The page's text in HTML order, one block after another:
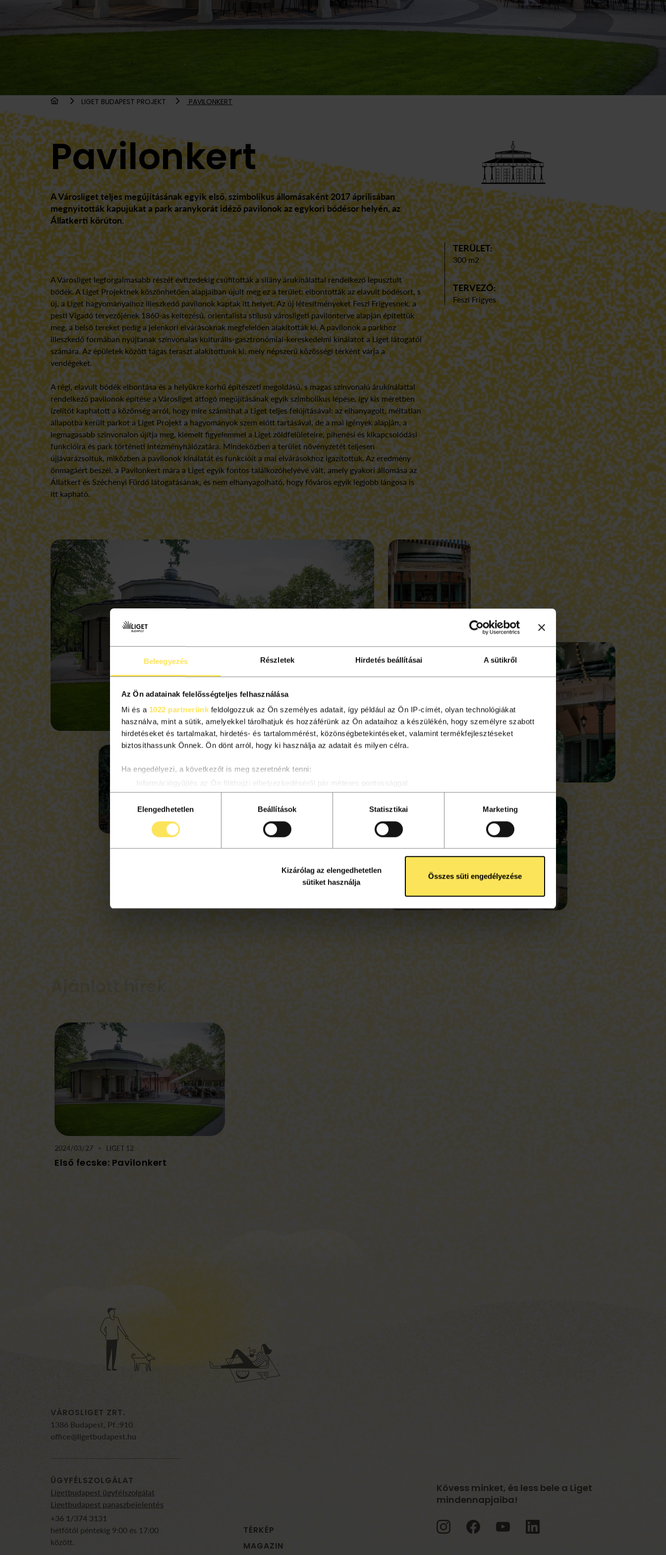
Beleegyezés Részletek Hirdetés beállításai A sütikről
Az Ön adatainak felelősségteljes felhasználása
Mi és a 1022 partnerünk feldolgozzuk az Ön személyes adatait, így például az Ön IP-címét, olyan technológiákat
használva, mint a sütik, amelyekkel tárolhatjuk és hozzáférünk az Ön adataihoz a készülékén, hogy személyre szabott
hirdetéseket és tartalmakat, hirdetés- és tartalommérést, közönségbetekintéseket, valamint termékfejlesztéseket
biztosíthassunk Önnek. Ön dönt arról, hogy ki használja az adatait és milyen célra.
Ha engedélyezi, a következőt is meg szeretnénk tenni:
Információgyűjtés az Ön földrajzi elhelyezkedéséről pár méteres pontossággal
Az Ön készülékén beazonosítása annak konkrét tulajdonságainak (ujjlenyomat) aktív ellenőrzésévelTudjon meg
többet személyes adatainak feldolgozási módjairól és adja meg preferenciáit aRészletek pontban
. Bármikor
módosíthatja vagy visszavonhatja a Sütinyilatkozathoz való hozzájárulását.
biztosításához, valamint weboldalforgalmunk elemzéséhez. A sütikről szóló sütitájékoztatónkat azSüti Tájékoztató
kiválasztásaElengedhetetlen Beállítások Statisztikai Marketing
Kizárólag az elengedhetetlen
sütiket használja
Összes süti engedélyezése
LIGET BUDAPEST PROJEKT PAVILONKERT
Pavilonkert
A Városliget teljes megújításának egyik első, szimbolikus állomásaként 2017 áprilisában
megnyitották kapujukat a park aranykorát idéző pavilonok az egykori bódésor helyén, az
Állatkerti körúton.
A Városliget legforgalmasabb részét évtizedekig csúfították a silány árukínálattal rendelkező lepusztult
bódék. A Liget Projektnek köszönhetően alapjaiban újult meg ez a terület: elbontották az elavult bódésort, s
új, a Liget hagyományaihoz illeszkedő pavilonok kaptak itt helyet. Az új létesítményeket Feszl Frigyesnek, a
pesti Vigadó tervezőjének 1860-as keltezésű, orientalista stílusú városligeti pavilonterve alapján építettük
meg, a belső tereket pedig a jelenkori elvárásoknak megfelelően alakították ki. A pavilonok a parkhoz
illeszkedő formában nyújtanak színvonalas kulturális-gasztronómiai-kereskedelmi kínálatot a Liget látogatói
számára. Az épületek között tágas teraszt alakítottunk ki, mely népszerű közösségi térként várja a
vendégeket.
A régi, elavult bódék elbontása és a helyükre korhű építészeti megoldású, s magas színvonalú árukínálattal
rendelkező pavilonok építése a Városliget átfogó megújításának egyik szimbolikus lépése, így kis méretben
ízelítőt kaphatott a közönség arról, hogy mire számíthat a Liget teljes felújításával: az elhanyagolt, méltatlan
állapotba került parkot a Liget Projekt a hagyományok szem előtt tartásával, de a mai igények alapján, a
legmagasabb színvonalon újítja meg, kiemelt figyelemmel a Liget zöldfelületeire, pihenési és kikapcsolódási
funkcióira és park történeti intézményhálózatára. Mindeközben a terület növényzetét teljesen
újjávarázsoltuk, miközben a pavilonok kínálatát és funkcióit a mai elvárásokhoz igazítottuk. Az eredmény
önmagáért beszél, a Pavilonkert mára a Liget egyik fontos találkozóhelyévé vált, amely gyakori állomása az
Állatkert és Széchenyi Fürdő látogatásának, és nem elhanyagolható, hogy főváros egyik legjobb lángosa is
itt kapható.
TERÜLET:
300 m2
TERVEZŐ:
Feszl Frigyes
2024/03/27 LIGET 12
Első fecske: Pavilonkert
VÁROSLIGET ZRT.
1386 Budapest, Pf.:910
office@ligetbudapest.hu
ÜGYFÉLSZOLGÁLAT
Ligetbudapest ügyfélszolgálat
Ligetbudapest panaszbejelentés
+36 1/374 3131
hétfőtől péntekig 9:00 és 17:00
között.
TÉRKÉP
MAGAZIN
Kövess minket, és less bele a Liget
mindennapjaiba!